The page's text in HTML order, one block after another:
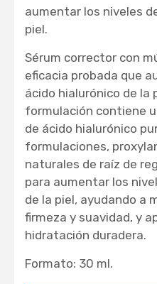
aumentar los niveles
piel.
Sérum corrector con
eficacia probada que
ácido hialurónico de la
formulación contiene
de ácido hialurónico
formulaciones,
naturales de raíz de
para aumentar los
de la piel, ayudando a
firmeza y suavidad, y
hidratación duradera.
Formato: 30 ml.